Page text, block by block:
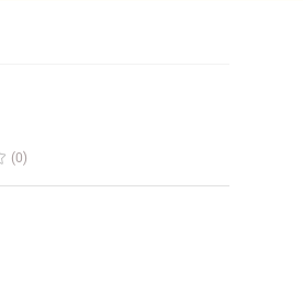
(0)